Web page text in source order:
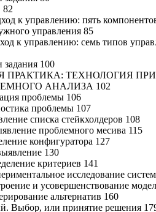
к управлению: пять
управления 85
к управлению: семь типов
100
ПРАКТИКА: ТЕХНОЛОГИЯ
АНАЛИЗА 102
проблемы 106
проблемы 107
списка стейкхолдеров 108
проблемного месива 115
конфигуратора 127
130
критериев 141
исследование
и усовершенствование
альтернатив 160
Выбор, или принятие решения